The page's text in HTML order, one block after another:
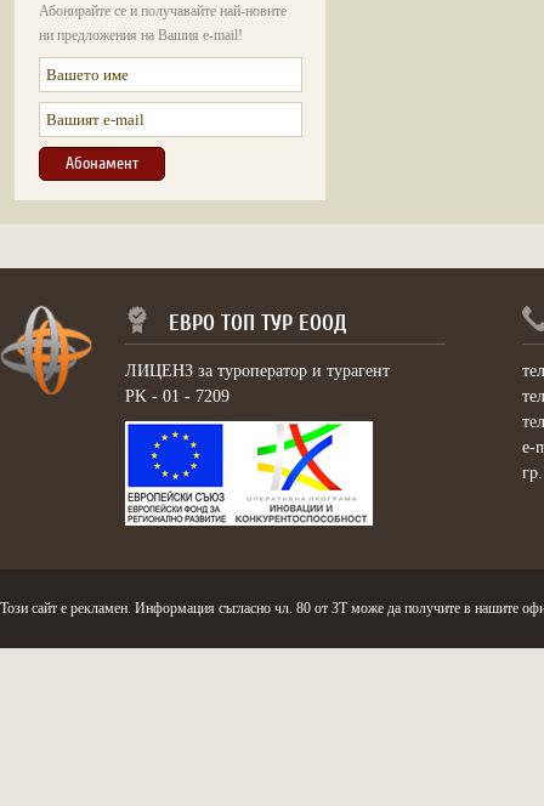
Абонирайте се и получавайте най-новите
ни предложения на Вашия e-mail!
ЕВРО ТОП ТУР ЕООД
ЛИЦЕНЗ за туроператор и турагент
PK - 01 - 7209
e-
Този сайт е рекламен. Информация съгласно чл. 80 от ЗТ може да получите в нашите